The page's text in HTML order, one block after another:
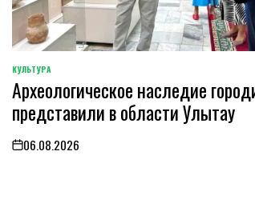
POSTED
IN
КУЛЬТУРА
Археологическое наследие
представили в области Улытау
on06.08.2026